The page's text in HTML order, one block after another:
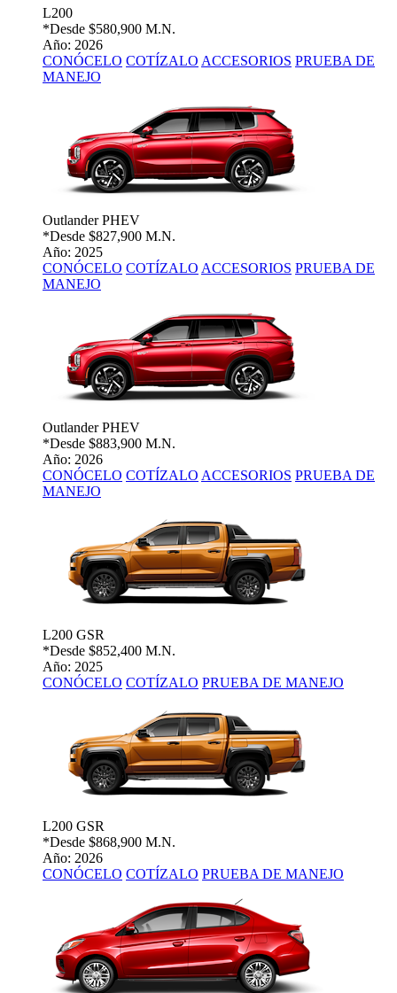
L200
*Desde $580,900 M.N.
Año: 2026
CONÓCELO COTÍZALO ACCESORIOS PRUEBA DE
MANEJO
Outlander PHEV
*Desde $827,900 M.N.
Año: 2025
CONÓCELO COTÍZALO ACCESORIOS PRUEBA DE
MANEJO
Outlander PHEV
*Desde $883,900 M.N.
Año: 2026
CONÓCELO COTÍZALO ACCESORIOS PRUEBA DE
MANEJO
L200 GSR
*Desde $852,400 M.N.
Año: 2025
CONÓCELO COTÍZALO PRUEBA DE MANEJO
L200 GSR
*Desde $868,900 M.N.
Año: 2026
CONÓCELO COTÍZALO PRUEBA DE MANEJO